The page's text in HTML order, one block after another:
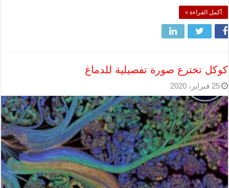
أكمل القراءة »
كوكل تخترع صورة تفصيلية للدماغ
25 فبراير، 2020